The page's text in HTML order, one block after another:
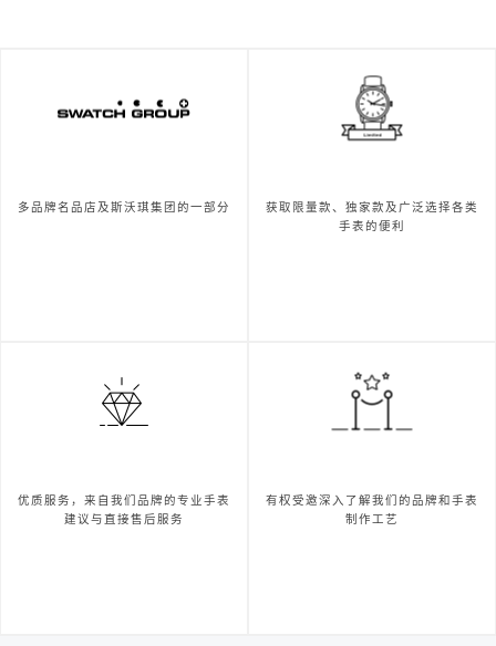
多品牌名品店及斯沃琪集团的一部分
获取限量款、独家款及广泛选择各类
手表的便利
优质服务，来自我们品牌的专业手表
建议与直接售后服务
有权受邀深入了解我们的品牌和手表
制作工艺